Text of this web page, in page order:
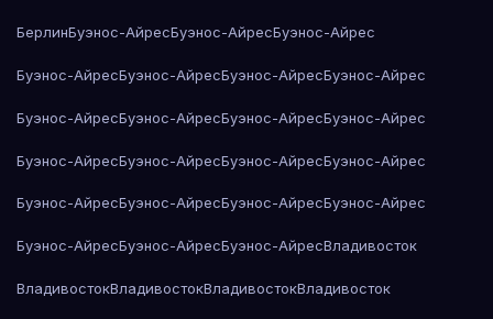
БерлинБуэнос-АйресБуэнос-АйресБуэнос-Айрес
Буэнос-АйресБуэнос-АйресБуэнос-АйресБуэнос-Айрес
Буэнос-АйресБуэнос-АйресБуэнос-АйресБуэнос-Айрес
Буэнос-АйресБуэнос-АйресБуэнос-АйресБуэнос-Айрес
Буэнос-АйресБуэнос-АйресБуэнос-АйресБуэнос-Айрес
Буэнос-АйресБуэнос-АйресБуэнос-АйресВладивосток
ВладивостокВладивостокВладивостокВладивосток